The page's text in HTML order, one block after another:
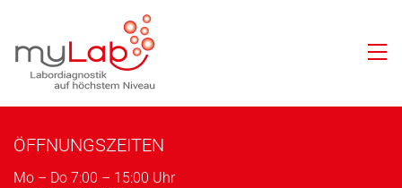
ÖFFNUNGSZEITEN
Mo – Do 7:00 – 15:00 Uhr